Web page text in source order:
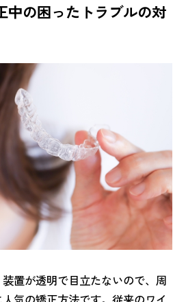
中の困ったトラブルの対
置が透明で目立たないので、周